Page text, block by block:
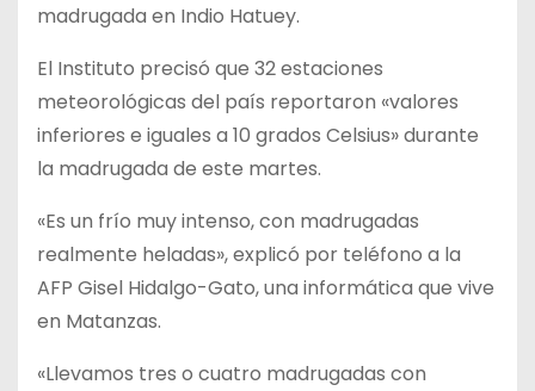
madrugada en Indio Hatuey.
El Instituto precisó que 32 estaciones
meteorológicas del país reportaron «valores
inferiores e iguales a 10 grados Celsius» durante
la madrugada de este martes.
«Es un frío muy intenso, con madrugadas
realmente heladas», explicó por teléfono a la
AFP Gisel Hidalgo-Gato, una informática que vive
en Matanzas.
«Llevamos tres o cuatro madrugadas con